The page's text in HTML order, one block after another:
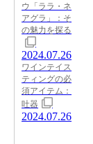
ウ「ララ・ネ
アグラ」：そ
の魅力を探る
2024.07.26
ワインテイス
ティングの必
須アイテム：
吐器
2024.07.26